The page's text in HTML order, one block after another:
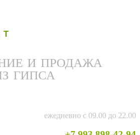
T
И ПРОДАЖА
ГИПСА
ежедневно с 09.00 до 22.00